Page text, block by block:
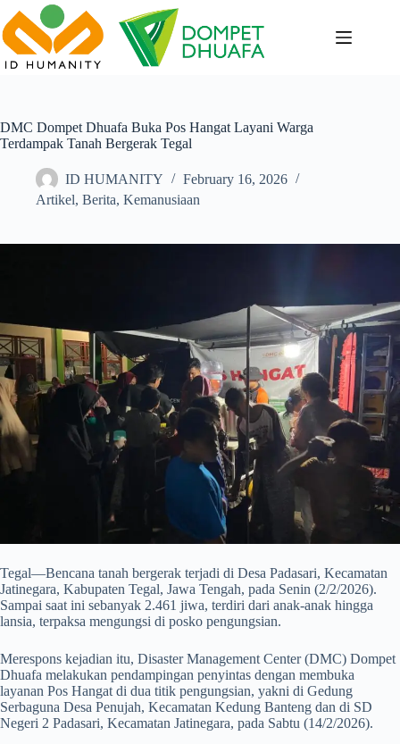
to
content
DMC Dompet Dhuafa Buka Pos Hangat Layani Warga
Terdampak Tanah Bergerak Tegal
ID HUMANITY
February 16, 2026
Artikel, Berita, Kemanusiaan
Tegal—Bencana tanah bergerak terjadi di Desa Padasari, Kecamatan
Jatinegara, Kabupaten Tegal, Jawa Tengah, pada Senin (2/2/2026).
Sampai saat ini sebanyak 2.461 jiwa, terdiri dari anak-anak hingga
lansia, terpaksa mengungsi di posko pengungsian.
Merespons kejadian itu, Disaster Management Center (DMC) Dompet
Dhuafa melakukan pendampingan penyintas dengan membuka
layanan Pos Hangat di dua titik pengungsian, yakni di Gedung
Serbaguna Desa Penujah, Kecamatan Kedung Banteng dan di SD
Negeri 2 Padasari, Kecamatan Jatinegara, pada Sabtu (14/2/2026).